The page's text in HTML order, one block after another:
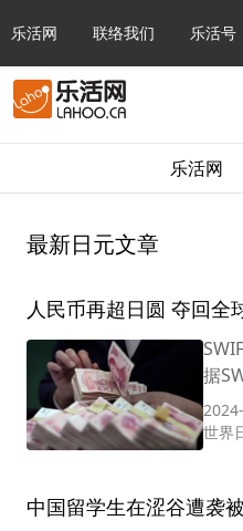
乐活网 联络我们 乐活号
乐活网
最新日元文章
人民币再超日圆 夺回全
据
世界
中国留学生在涩谷遭袭